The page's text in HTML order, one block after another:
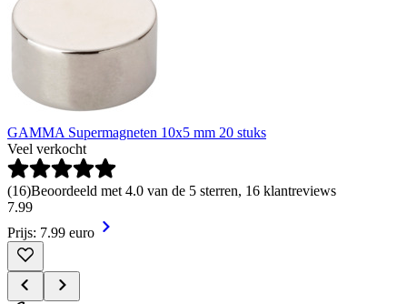
GAMMA Supermagneten 10x5 mm 20 stuks
Veel verkocht
(16)Beoordeeld met 4.0 van de 5 sterren, 16 klantreviews
7.99
Prijs: 7.99 euro